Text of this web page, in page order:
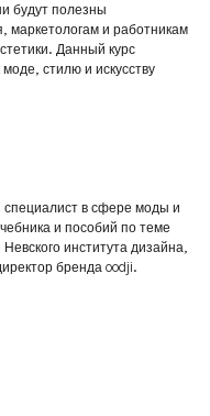
будут полезны
маркетологам и работникам
Данный курс
стилю и искусству
в сфере моды и
и пособий по теме
института дизайна,
бренда oodji.